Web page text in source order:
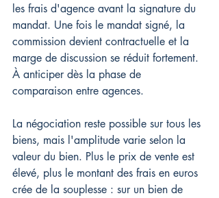
les frais d'agence avant la signature du
mandat. Une fois le mandat signé, la
commission devient contractuelle et la
marge de discussion se réduit fortement.
À anticiper dès la phase de
comparaison entre agences.
La négociation reste possible sur tous les
biens, mais l'amplitude varie selon la
valeur du bien. Plus le prix de vente est
élevé, plus le montant des frais en euros
crée de la souplesse : sur un bien de